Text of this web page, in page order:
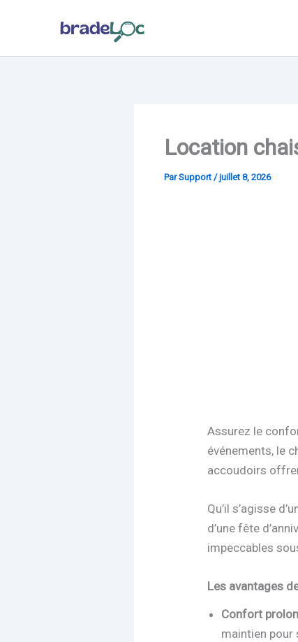
Location
ParSupport /juillet 8, 2026
Assurez le
événements, le
accoudoirs
Qu’il s’agisse
d’une fête
impeccables
Les avantages
Confort
maintien pour